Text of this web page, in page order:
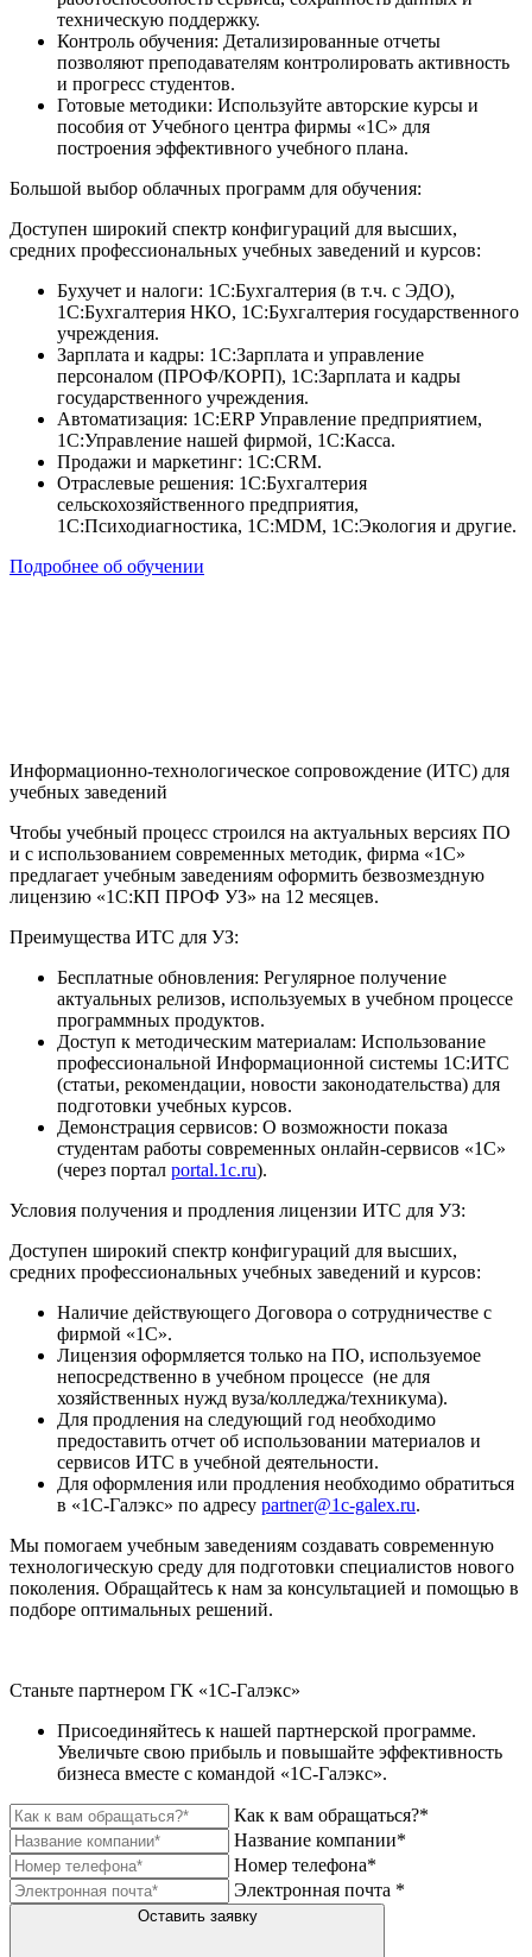
техническую поддержку.
Контроль обучения: Детализированные отчеты
позволяют преподавателям контролировать активность
и прогресс студентов.
Готовые методики: Используйте авторские курсы и
пособия от Учебного центра фирмы «1С» для
построения эффективного учебного плана.
Большой выбор облачных программ для обучения:
Доступен широкий спектр конфигураций для высших,
средних профессиональных учебных заведений и курсов:
Бухучет и налоги: 1С:Бухгалтерия (в т.ч. с ЭДО),
1С:Бухгалтерия НКО, 1С:Бухгалтерия государственного
учреждения.
Зарплата и кадры: 1С:Зарплата и управление
персоналом (ПРОФ/КОРП), 1С:Зарплата и кадры
государственного учреждения.
Автоматизация: 1С:ERP Управление предприятием,
1С:Управление нашей фирмой, 1С:Касса.
Продажи и маркетинг: 1С:CRM.
Отраслевые решения: 1С:Бухгалтерия
сельскохозяйственного предприятия,
1С:Психодиагностика, 1С:MDM, 1С:Экология и другие.
Подробнее об обучении
Информационно-технологическое сопровождение (ИТС) для
учебных заведений
Чтобы учебный процесс строился на актуальных версиях ПО
и с использованием современных методик, фирма «1С»
предлагает учебным заведениям оформить безвозмездную
лицензию «1С:КП ПРОФ УЗ» на 12 месяцев.
Преимущества ИТС для УЗ:
Бесплатные обновления: Регулярное получение
актуальных релизов, используемых в учебном процессе
программных продуктов.
Доступ к методическим материалам: Использование
профессиональной Информационной системы 1С:ИТС
(статьи, рекомендации, новости законодательства) для
подготовки учебных курсов.
Демонстрация сервисов: О возможности показа
студентам работы современных онлайн-сервисов «1С»
(через портал portal.1c.ru).
Условия получения и продления лицензии ИТС для УЗ:
Доступен широкий спектр конфигураций для высших,
средних профессиональных учебных заведений и курсов:
Наличие действующего Договора о сотрудничестве с
фирмой «1С».
Лицензия оформляется только на ПО, используемое
непосредственно в учебном процессе (не для
хозяйственных нужд вуза/колледжа/техникума).
Для продления на следующий год необходимо
предоставить отчет об использовании материалов и
сервисов ИТС в учебной деятельности.
Для оформления или продления необходимо обратиться
в «1С-Галэкс» по адресу partner@1c-galex.ru.
Мы помогаем учебным заведениям создавать современную
технологическую среду для подготовки специалистов нового
поколения. Обращайтесь к нам за консультацией и помощью в
подборе оптимальных решений.
Станьте партнером ГК «1С-Галэкс»
Присоединяйтесь к нашей партнерской программе.
Увеличьте свою прибыль и повышайте эффективность
бизнеса вместе с командой «1С-Галэкс».
Как к вам обращаться?*
Название компании*
Номер телефона*
Электронная почта *
Оставить заявку